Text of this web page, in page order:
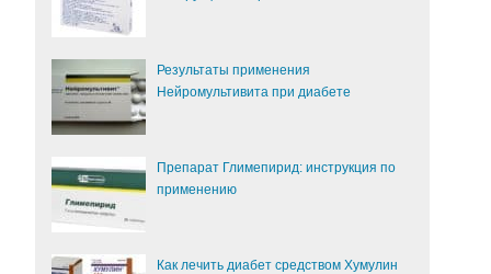
Результаты применения
Нейромультивита при диабете
Препарат Глимепирид: инструкция по
применению
Как лечить диабет средством Хумулин